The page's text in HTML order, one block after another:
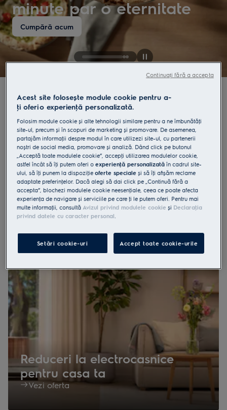
minute par o eternitate
Cumpără acum
Cumpără pe categorii
Gătire Spălare vase
Refrigerare Spălare și uscare
Purificatoare Aspiratoare
Pentru tine
Reduceri la electrocasnice
pentru casa ta
Vezi oferta
Acest site folosește module cookie pentru a-
ţi oferi o experienţă personalizată.
Folosim module cookie și alte tehnologii similare pentru a ne îmbunătăţi
site-ul, precum și în scopuri de marketing și promovare. De asemenea,
partajăm informaţii despre modul în care utilizezi site-ul, cu partenerii
noștri de social media, promovare și analiză. Dând click pe butonul
„Acceptă toate modulele cookie”, accepţi utilizarea modulelor cookie,
astfel încât să îţi putem oferi oexperienţă personalizată în cadrul site-
ului, să îţi punem la dispoziţieoferte speciale și să îţi afișăm reclame
adaptate preferinţelor. Dacă alegi să dai click pe „Continuă fără a
accepta”, blochezi modulele cookie neesenţiale, ceea ce poate afecta
experienţa de navigare și serviciile pe care ţi le putem oferi. Pentru mai
multe informaţii, consultă Avizul privind modulele cookie și Declaraţia
privind datele cu caracter personal.
Setări cookie-uri Accept toate cookie-urile
Continuați fără a accepta